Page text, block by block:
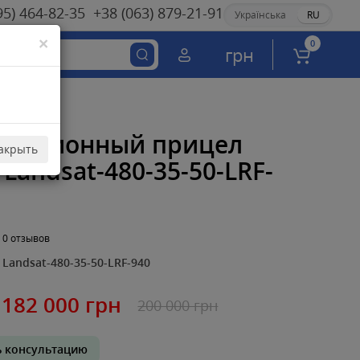
Українська RU
464-82-35 +38 (063) 879-21-91
грн 0
×
прицел
Landsat-480-35-50-LRF-
0 отзывов
Landsat-480-35-50-LRF-940
182 000 грн 200 000 грн
консультацию